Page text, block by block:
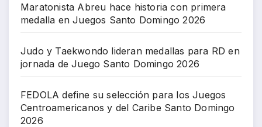
Maratonista Abreu hace historia con primera
medalla en Juegos Santo Domingo 2026
Judo y Taekwondo lideran medallas para RD en
jornada de Juego Santo Domingo 2026
FEDOLA define su selección para los Juegos
Centroamericanos y del Caribe Santo Domingo
2026